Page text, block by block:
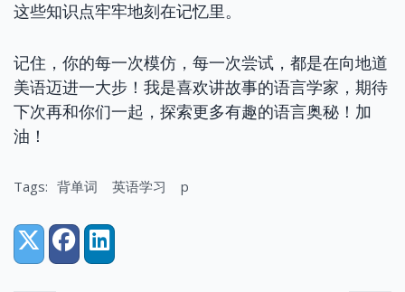
这些知识点牢牢地刻在记忆里。
记住，你的每一次模仿，每一次尝试，都是在向地道
美语迈进一大步！我是喜欢讲故事的语言学家，期待
下次再和你们一起，探索更多有趣的语言奥秘！加
油！
Tags: 背单词 英语学习 p
Share:
X (Twitter)
FacebookLinkedIn